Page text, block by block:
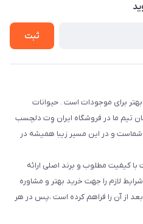
ثبت
برای موجودات است . حیوانات
تیم ما در فروشگاه ایران وِت دلچسب
و در این مسیر زیبا همیشه در
کیفیت مطلوب و برند اصلی ارائه
لازم را جهت خرید بهتر و مشاوره
از آن را فراهم کرده است ،پس در هر